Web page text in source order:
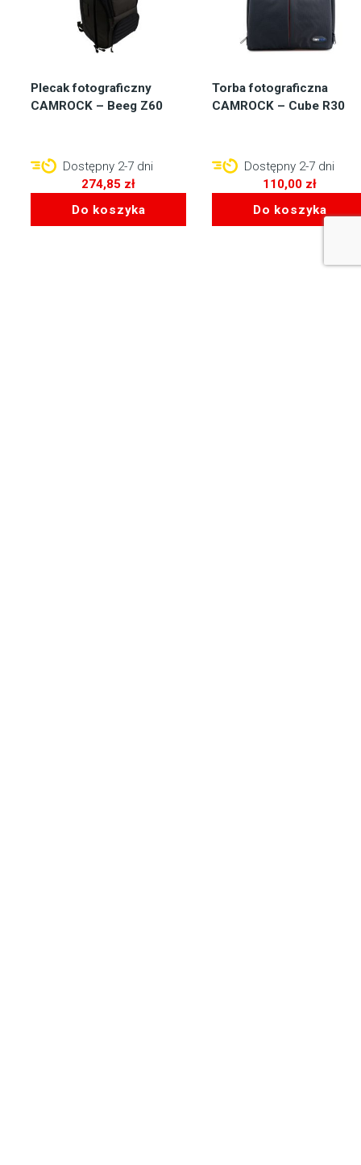
Plecak fotograficzny
CAMROCK – Beeg Z60
Dostępny 2-7 dni
274,85 zł
Do koszyka
Torba fotograficzna
CAMROCK – Cube R30
Dostępny 2-7 dni
110,00 zł
Do koszyka